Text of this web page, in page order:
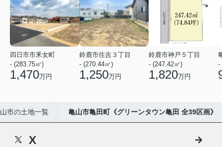
四日市市釆女町
- (283.75㎡)
1,470万円
鈴鹿市住吉３丁目
- (270.44㎡)
1,250万円
鈴鹿市神戸５丁目
- (247.42㎡)
1,820万円
-
市の土地一覧 亀山市亀田町《グリーンタウン亀田 全39区画》
X